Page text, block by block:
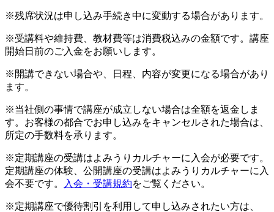
※残席状況は申し込み手続き中に変動する場合があります。
※受講料や維持費、教材費等は消費税込みの金額です。講座
開始日前のご入金をお願いします。
※開講できない場合や、日程、内容が変更になる場合があり
ます。
※当社側の事情で講座が成立しない場合は全額を返金しま
す。お客様の都合でお申し込みをキャンセルされた場合は、
所定の手数料を承ります。
※定期講座の受講はよみうりカルチャーに入会が必要です。
定期講座の体験、公開講座の受講はよみうりカルチャーに入
会不要です。
入会・受講規約をご覧ください。
※定期講座で優待割引を利用して申し込みされたい方は、